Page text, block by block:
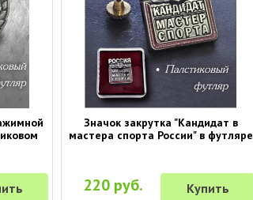
Значок закрутка "Кандидат в
мастера спорта России" в футляре
220 руб. Купить